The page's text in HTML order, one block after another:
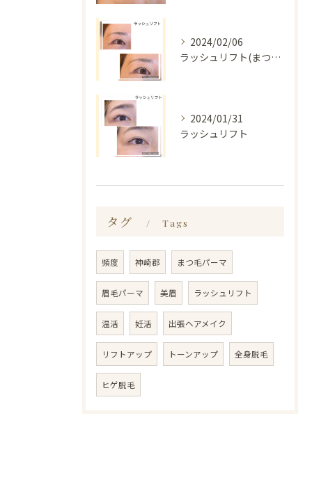
2024/02/06
ラッシュリフト(まつ毛パーマ)
2024/01/31
ラッシュリフト
タグ Tags
頻度 神崎郡 まつ毛パーマ
眉毛パーマ 美眉 ラッシュリフト
温活 妊活 出張ヘアメイク
リフトアップ トーンアップ 全身脱毛
ヒゲ脱毛